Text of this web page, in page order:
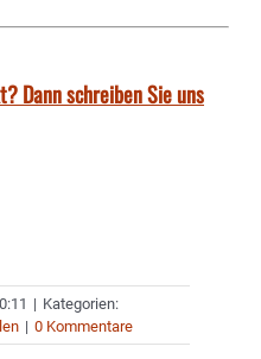
Dann schreiben Sie uns
| Kategorien:
| 0 Kommentare